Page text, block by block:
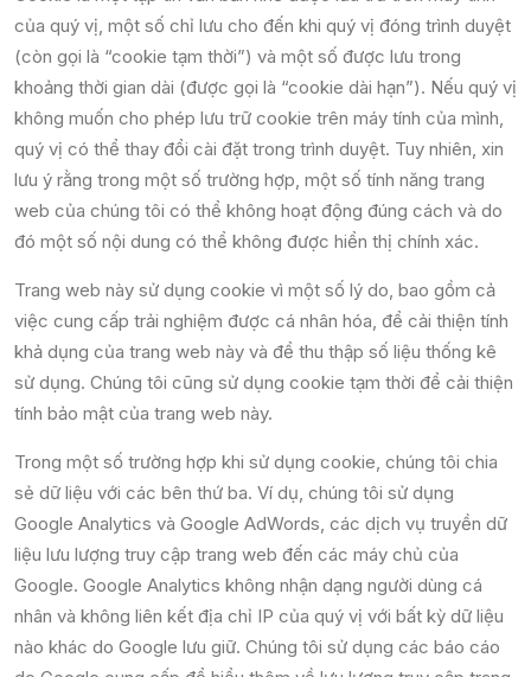
của quý vị, một số chỉ lưu cho đến khi quý vị đóng trình duyệt
(còn gọi là “cookie tạm thời”) và một số được lưu trong
khoảng thời gian dài (được gọi là “cookie dài hạn”). Nếu quý vị
không muốn cho phép lưu trữ cookie trên máy tính của mình,
quý vị có thể thay đổi cài đặt trong trình duyệt. Tuy nhiên, xin
lưu ý rằng trong một số trường hợp, một số tính năng trang
web của chúng tôi có thể không hoạt động đúng cách và do
đó một số nội dung có thể không được hiển thị chính xác.
Trang web này sử dụng cookie vì một số lý do, bao gồm cả
việc cung cấp trải nghiệm được cá nhân hóa, để cải thiện tính
khả dụng của trang web này và để thu thập số liệu thống kê
sử dụng. Chúng tôi cũng sử dụng cookie tạm thời để cải thiện
tính bảo mật của trang web này.
Trong một số trường hợp khi sử dụng cookie, chúng tôi chia
sẻ dữ liệu với các bên thứ ba. Ví dụ, chúng tôi sử dụng
Google Analytics và Google AdWords, các dịch vụ truyền dữ
liệu lưu lượng truy cập trang web đến các máy chủ của
Google. Google Analytics không nhận dạng người dùng cá
nhân và không liên kết địa chỉ IP của quý vị với bất kỳ dữ liệu
nào khác do Google lưu giữ. Chúng tôi sử dụng các báo cáo